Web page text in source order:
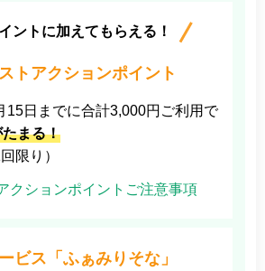
ントに加えてもらえる！
トアクションポイント
15日までに合計3,000円ご利用で
まる！
限り）
クションポイントご注意事項
ビス「ふぁみりそな」